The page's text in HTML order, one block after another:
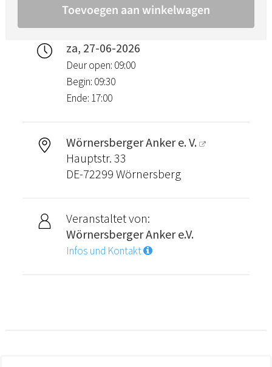
za, 27-06-2026
Deur open: 09:00
Begin: 09:30
Ende: 17:00
Wörnersberger Anker e. V.
Hauptstr. 33
DE-72299 Wörnersberg
Veranstaltet von:
Wörnersberger Anker e.V.
Infos und Kontakt